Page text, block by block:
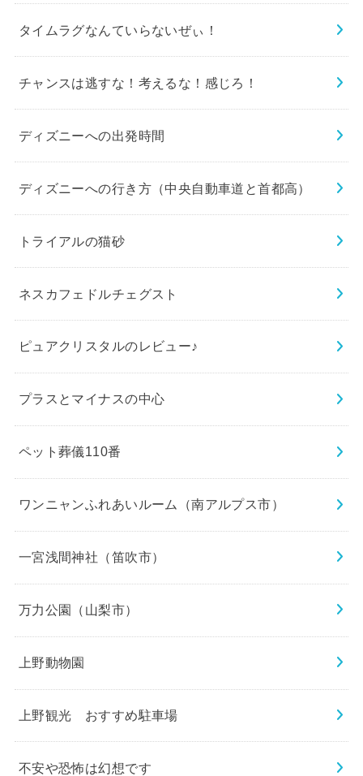
タイムラグなんていらないぜぃ！
チャンスは逃すな！考えるな！感じろ！
ディズニーへの出発時間
ディズニーへの行き方（中央自動車道と首都高）
トライアルの猫砂
ネスカフェドルチェグスト
ピュアクリスタルのレビュー♪
プラスとマイナスの中心
ペット葬儀110番
ワンニャンふれあいルーム（南アルプス市）
一宮浅間神社（笛吹市）
万力公園（山梨市）
上野動物園
上野観光 おすすめ駐車場
不安や恐怖は幻想です